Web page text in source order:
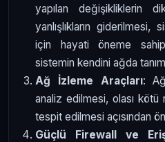
yapılan değişikliklerin
yanlışlıkların giderilmesi,
için hayati öneme
sistemin kendini ağda
Ağ İzleme Araçları:
analiz edilmesi, olası kötü
tespit edilmesi açısından
Güçlü Firewall ve